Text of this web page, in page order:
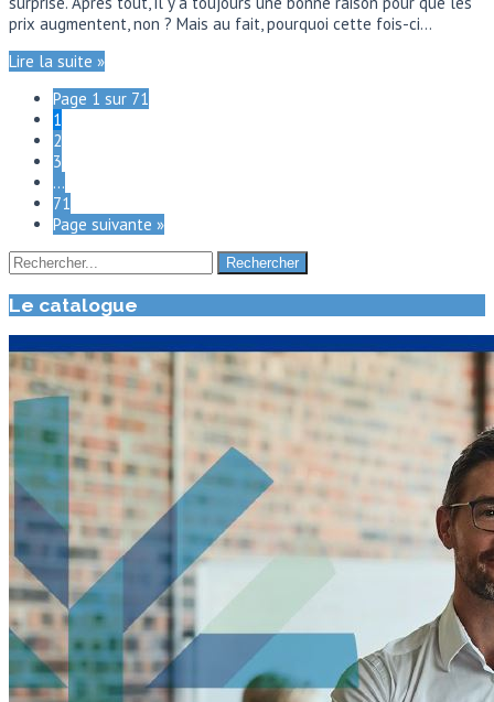
prix augmentent, non ? Mais au fait, pourquoi cette fois-ci…
Lire la suite »
Page 1 sur 71
1
2
3
…
71
Page suivante »
Le catalogue